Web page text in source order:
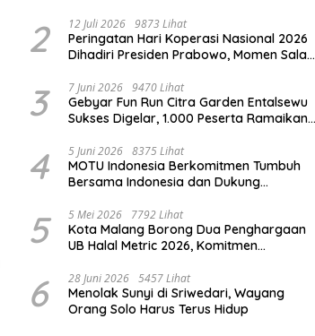
Indonesia
2 12 Juli 2026 9873 Lihat
Peringatan Hari Koperasi Nasional 2026
Dihadiri Presiden Prabowo, Momen Salam
3 7 Juni 2026 9470 Lihat
Gebyar Fun Run Citra Garden Entalsewu
Sukses Digelar, 1.000 Peserta Ramaikan
4 5 Juni 2026 8375 Lihat
MOTU Indonesia Berkomitmen Tumbuh
Bersama Indonesia dan Dukung
5 5 Mei 2026 7792 Lihat
Kota Malang Borong Dua Penghargaan
UB Halal Metric 2026, Komitmen
6 28 Juni 2026 5457 Lihat
Menolak Sunyi di Sriwedari, Wayang
Orang Solo Harus Terus Hidup